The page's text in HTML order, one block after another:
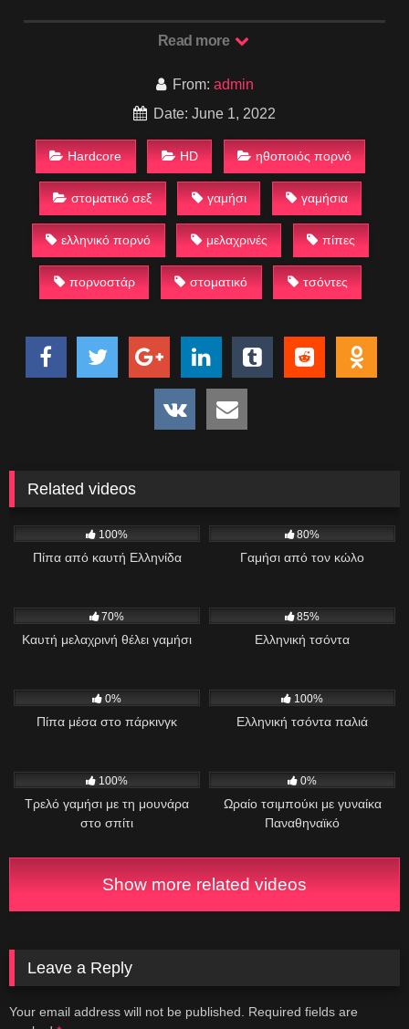
Read more
From: admin
Date: June 1, 2022
Hardcore HD ηθοποιός πορνό
στοματικό σεξ γαμήσι γαμήσια
ελληνικό πορνό μελαχρινές πίπες
πορνοστάρ στοματικό τσόντες
Related videos
100%
Πίπα από καυτή Ελληνίδα
80%
Γαμήσι από τον κώλο
70%
Καυτή μελαχρινή θέλει γαμήσι
85%
Ελληνική τσόντα
0%
Πίπα μέσα στο πάρκινγκ
100%
Ελληνική τσόντα παλιά
100%
Τρελό γαμήσι με τη μουνάρα
στο σπίτι
0%
Ωραίο τσιμπούκι με γυναίκα
Παναθηναϊκό
Show more related videos
Leave a Reply
Your email address will not be published.
Required fields are